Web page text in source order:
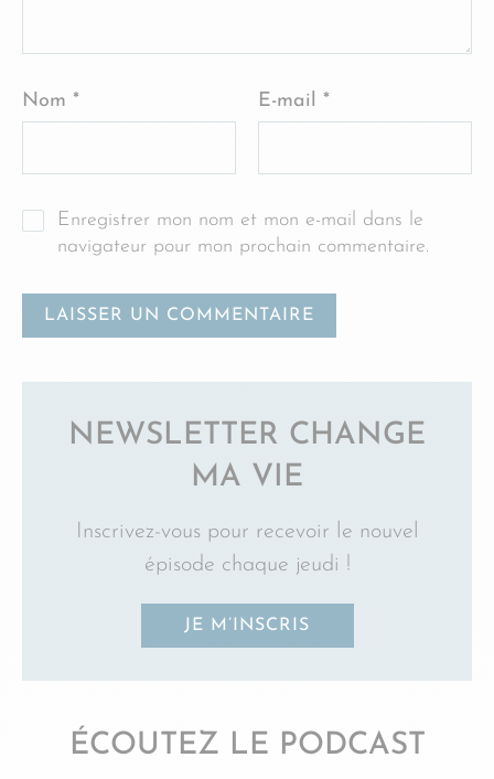
Nom * E-mail *
Enregistrer mon nom et mon e-mail dans le
navigateur pour mon prochain commentaire.
NEWSLETTER CHANGE
MA VIE
Inscrivez-vous pour recevoir le nouvel
épisode chaque jeudi !
JE M’INSCRIS
ÉCOUTEZ LE PODCAST